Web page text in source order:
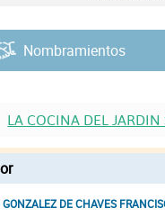
Nombramientos
LA COCINA DEL JARDIN
DE CHAVES